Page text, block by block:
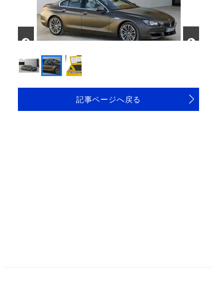
記事ページへ戻る